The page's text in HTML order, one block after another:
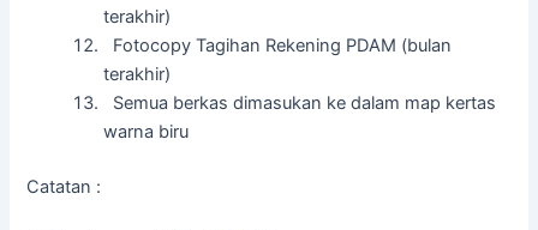
terakhir)
Fotocopy Tagihan Rekening PDAM (bulan
terakhir)
Semua berkas dimasukan ke dalam map kertas
warna biru
Catatan :